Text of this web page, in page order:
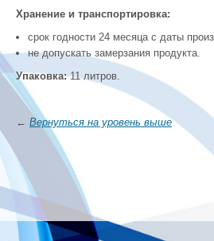
Хранение и транспортировка:
срок годности 24 месяца с даты
не допускать замерзания продукта.
Упаковка:11 литров.
← Вернуться на уровень выше